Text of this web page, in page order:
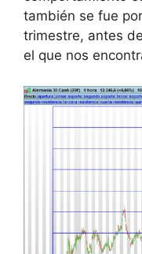
también se fue
trimestre, antes
el que nos